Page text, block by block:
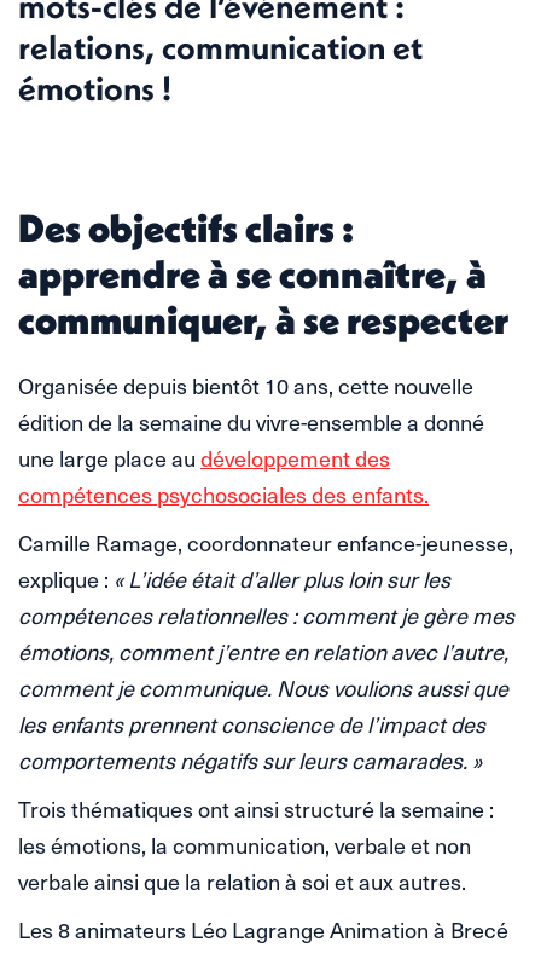
relations, communication et
émotions !
Des objectifs clairs :
apprendre à se connaître, à
communiquer, à se respecter
Organisée depuis bientôt 10 ans, cette nouvelle
édition de la semaine du vivre-ensemble a donné
une large place audéveloppement des
compétences psychosociales des enfants.
Camille Ramage, coordonnateur enfance-jeunesse,
explique : « L’idée était d’aller plus loin sur les
compétences relationnelles : comment je gère mes
émotions, comment j’entre en relation avec l’autre,
comment je communique. Nous voulions aussi que
les enfants prennent conscience de l’impact des
comportements négatifs sur leurs camarades. »
Trois thématiques ont ainsi structuré la semaine :
les émotions, la communication, verbale et non
verbale ainsi que la relation à soi et aux autres.
Les 8 animateurs Léo Lagrange Animation à Brecé